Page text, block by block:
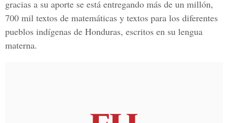
gracias a su aporte se está entregando más de un millón,
700 mil textos de matemáticas y textos para los diferentes
pueblos indígenas de Honduras, escritos en su lengua
materna.